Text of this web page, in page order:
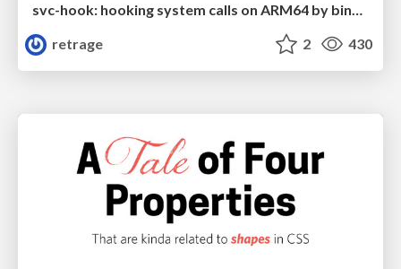
svc-hook: hooking system calls on ARM64 by binary rewriting
retrage
2 430